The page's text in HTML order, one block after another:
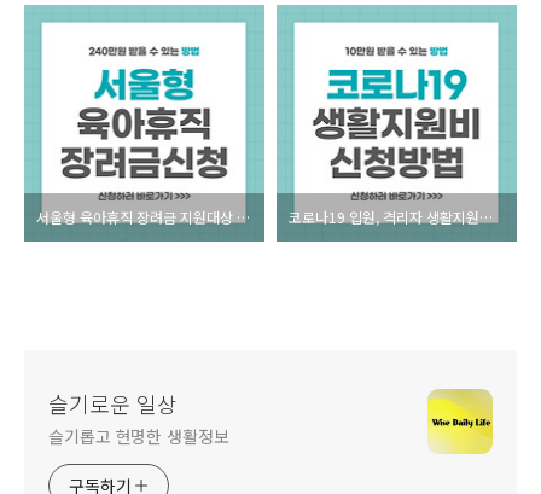
서울형 육아휴직 장려금 지원대상 신청시기 방법 코로나19 입원, 격리자 생활지원비 10만원 신청방법
슬기로운 일상
슬기롭고 현명한 생활정보
구독하기